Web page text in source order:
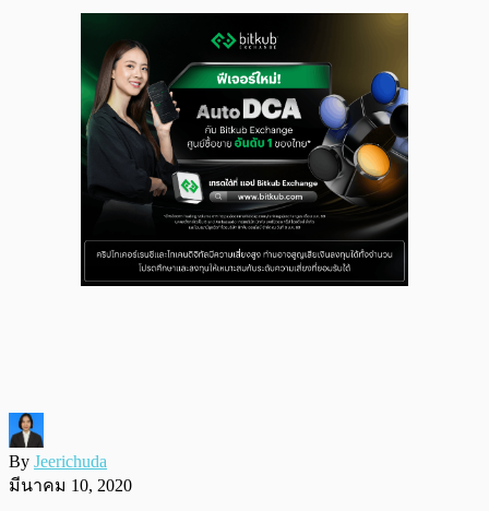
By Jeerichuda
มีนาคม 10, 2020